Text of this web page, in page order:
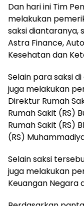
Dan hari ini Tim
melakukan
saksi diantaranya,
Astra Finance,
Kesehatan dan
Selain para saksi
juga melakukan
Direktur Rumah
Rumah Sakit (RS)
Rumah Sakit (RS)
(RS)
Selain saksi
juga melakukan
Keuangan Negara